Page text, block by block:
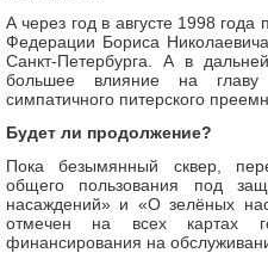
А через год в августе 1998 года
Федерации Бориса
Санкт-Петербурга. А в
большее влияние на главу
симпатичного питерского
Будет ли продолжение?
Пока безымянный сквер,
общего пользования под
насаждений» и «О зелёных
отмечен на всех картах
финансирования на